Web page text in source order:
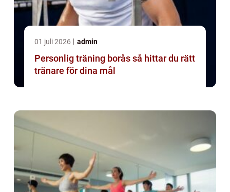
01 juli 2026 admin
Personlig träning borås så hittar du rätt
tränare för dina mål